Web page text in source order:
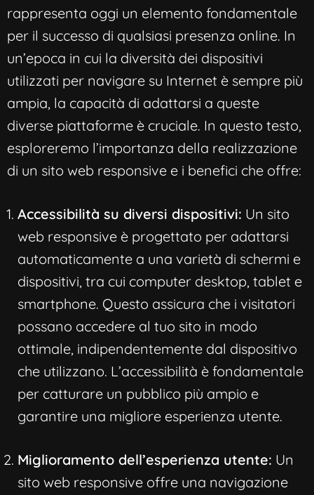
rappresenta oggi un elemento fondamentale
per il successo di qualsiasi presenza online. In
un’epoca in cui la diversità dei dispositivi
utilizzati per navigare su Internet è sempre più
ampia, la capacità di adattarsi a queste
diverse piattaforme è cruciale. In questo testo,
esploreremo l’importanza della realizzazione
di un sito web responsive e i benefici che offre:
Accessibilità su diversi dispositivi: Un sito
web responsive è progettato per adattarsi
automaticamente a una varietà di schermi e
dispositivi, tra cui computer desktop, tablet e
smartphone. Questo assicura che i visitatori
possano accedere al tuo sito in modo
ottimale, indipendentemente dal dispositivo
che utilizzano. L’accessibilità è fondamentale
per catturare un pubblico più ampio e
garantire una migliore esperienza utente.
Miglioramento dell’esperienza utente: Un
sito web responsive offre una navigazione